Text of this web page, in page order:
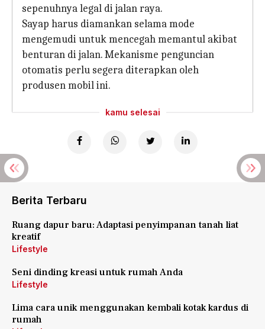
sepenuhnya legal di jalan raya.
Sayap harus diamankan selama mode
mengemudi untuk mencegah memantul akibat
benturan di jalan. Mekanisme penguncian
otomatis perlu segera diterapkan oleh
produsen mobil ini.
kamu selesai
Berita Terbaru
Ruang dapur baru: Adaptasi penyimpanan tanah liat
kreatif
Lifestyle
Seni dinding kreasi untuk rumah Anda
Lifestyle
Lima cara unik menggunakan kembali kotak kardus di
rumah